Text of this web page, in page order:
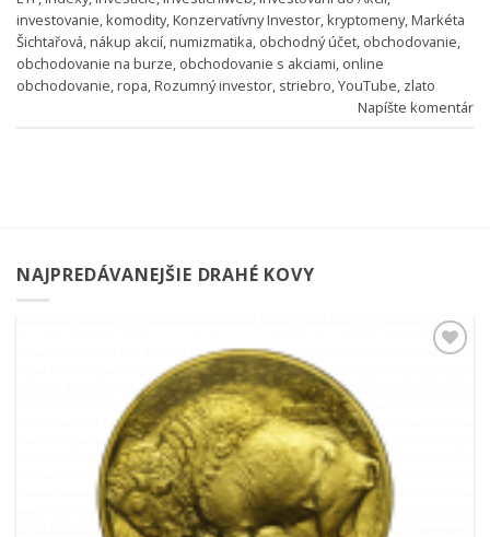
investovanie,komodity,Konzervatívny Investor,kryptomeny,Markéta
Šichtařová,nákup akcií,numizmatika, obchodný účet, obchodovanie,
obchodovanie na burze, obchodovanie s akciami, online
obchodovanie,ropa,Rozumný investor, striebro,YouTube, zlato
Napíšte komentár
NAJPREDÁVANEJŠIE DRAHÉ KOVY